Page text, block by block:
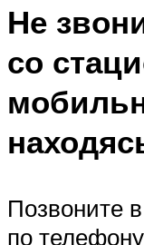
Не
со
Позвоните
по